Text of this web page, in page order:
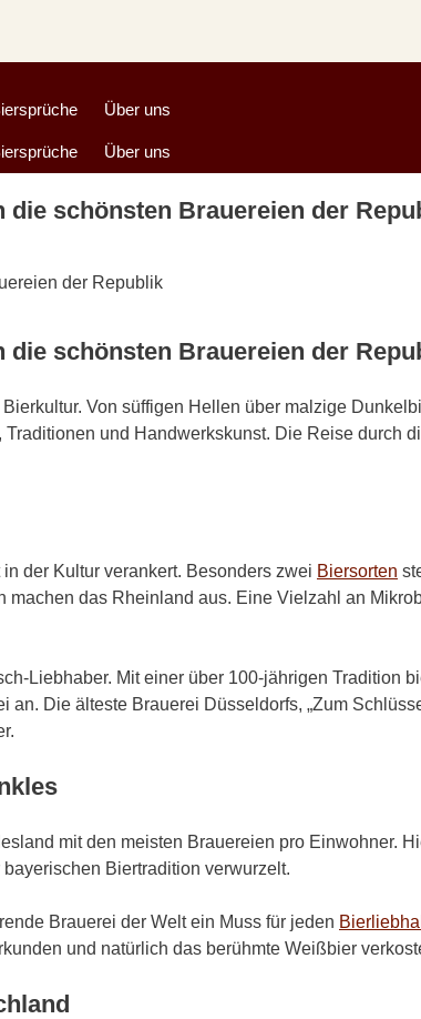
Über uns
Über uns
schönsten Brauereien der
schönsten Brauereien der
Von süffigen Hellen über malzige
und Handwerkskunst. Die Reise durch
der Kultur verankert. Besonders zwei Biersorten
das Rheinland aus. Eine Vielzahl an
Liebhaber. Mit einer über 100-jährigen Tradition
Die älteste Brauerei Düsseldorfs, „Zum
mit den meisten Brauereien pro Einwohner.
Biertradition verwurzelt.
Brauerei der Welt ein Muss für jeden
und natürlich das berühmte Weißbier